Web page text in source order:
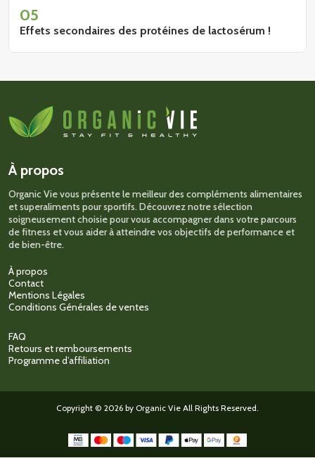
05
Effets secondaires des protéines de lactosérum !
À propos
Organic Vie vous présente le meilleur des compléments alimentaires
et superaliments pour sportifs. Découvrez notre sélection
soigneusement choisie pour vous accompagner dans votre parcours
de fitness et vous aider à atteindre vos objectifs de performance et
de bien-être.
À propos
Contact
Mentions Légales
Conditions Générales de ventes
FAQ
Retours et remboursements
Programme d’affiliation
Copyright © 2026 by Organic Vie All Rights Reserved.